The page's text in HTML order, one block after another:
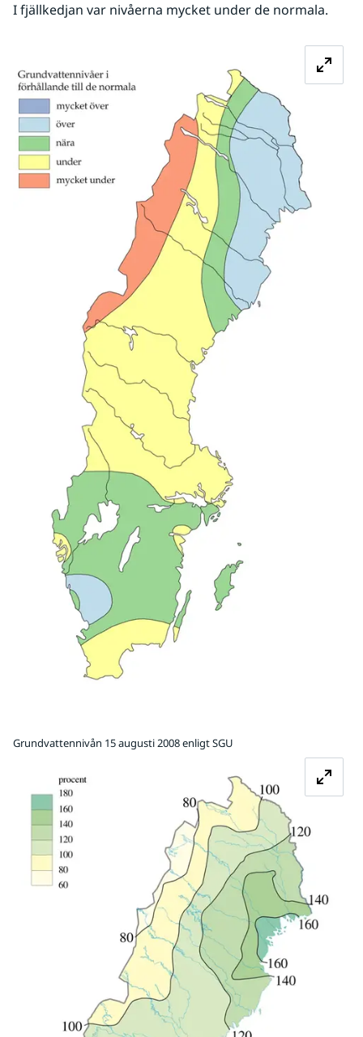
I fjällkedjan var nivåerna mycket under de normala.
Grundvattennivån 15 augusti 2008 enligt SGU